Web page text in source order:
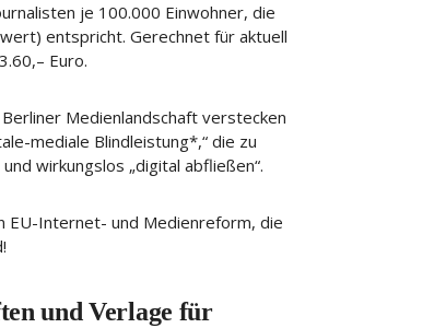
je 100.000 Einwohner, die
entspricht. Gerechnet für aktuell
Euro.
Medienlandschaft verstecken
mediale Blindleistung*,“ die zu
wirkungslos „digital abfließen“.
EU-Internet- und Medienreform, die
und Verlage für